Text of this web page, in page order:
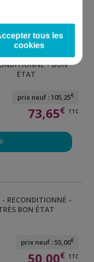
MULTIVOIES TOP -
- BON
ÉTAT
prix neuf : 105,25€
73,65€ TTC
- RECONDITIONNÉ -
BON ÉTAT
prix neuf : 55,00€
50,00€ TTC
tous les
cookies